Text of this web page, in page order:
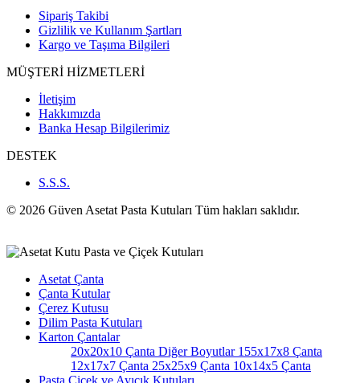
Sipariş Takibi
Gizlilik ve Kullanım Şartları
Kargo ve Taşıma Bilgileri
MÜŞTERİ HİZMETLERİ
İletişim
Hakkımızda
Banka Hesap Bilgilerimiz
DESTEK
S.S.S.
© 2026 Güven Asetat Pasta Kutuları Tüm hakları saklıdır.
Asetat Çanta
Çanta Kutular
Çerez Kutusu
Dilim Pasta Kutuları
Karton Çantalar
20x20x10 Çanta Diğer Boyutlar155x17x8 Çanta
12x17x7 Çanta 25x25x9 Çanta 10x14x5 Çanta
Pasta Çiçek ve Ayıcık Kutuları